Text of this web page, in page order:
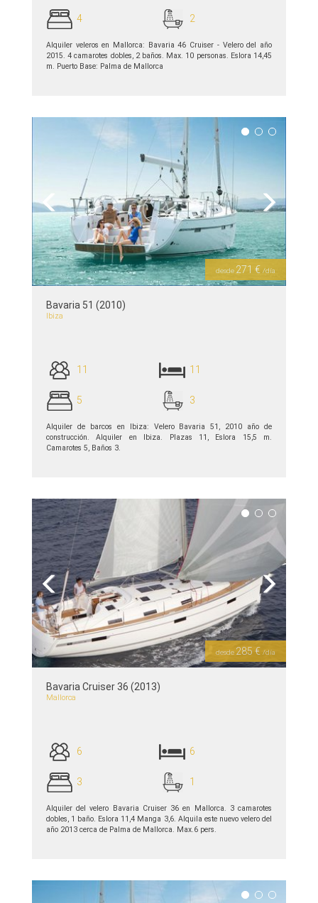
4 2
Alquiler veleros en Mallorca: Bavaria 46 Cruiser - Velero del año
2015. 4 camarotes dobles, 2 baños. Max. 10 personas. Eslora 14,45
m. Puerto Base: Palma de Mallorca
Previous
desde 271 € /día
Bavaria 51 (2010)
Ibiza
11 11
5 3
Alquiler de barcos en Ibiza: Velero Bavaria 51, 2010 año de
construcción. Alquiler en Ibiza. Plazas 11, Eslora 15,5 m.
Camarotes 5, Baños 3.
ver detalles >>
Previous Next
desde 285 € /día
Bavaria Cruiser 36 (2013)
Mallorca
6 6
3 1
Alquiler del velero Bavaria Cruiser 36 en Mallorca. 3 camarotes
dobles, 1 baño. Eslora 11,4 Manga 3,6. Alquila este nuevo velero del
año 2013 cerca de Palma de Mallorca. Max.6 pers.